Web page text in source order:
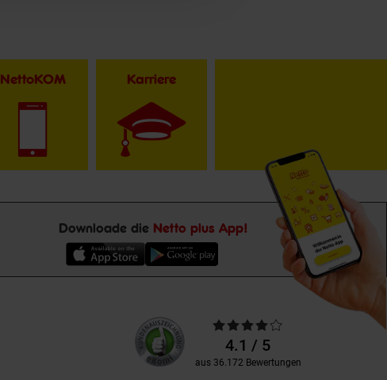
NettoKOM Karriere
Downloade die Netto plus App!
Unsere
Kundenbewertungen
Durchschnittliche
Bewertungen4.1 / 5
aus 36.172 Bewertungen